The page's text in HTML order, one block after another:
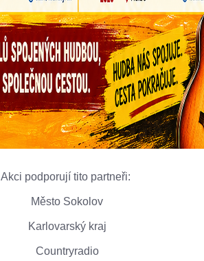
Akci podporují tito partneři:
Město Sokolov
Karlovarský kraj
Countryradio